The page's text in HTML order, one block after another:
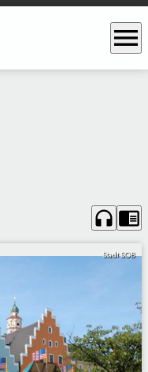
menu
headphones chrome_reader_mode
Stadt SOB